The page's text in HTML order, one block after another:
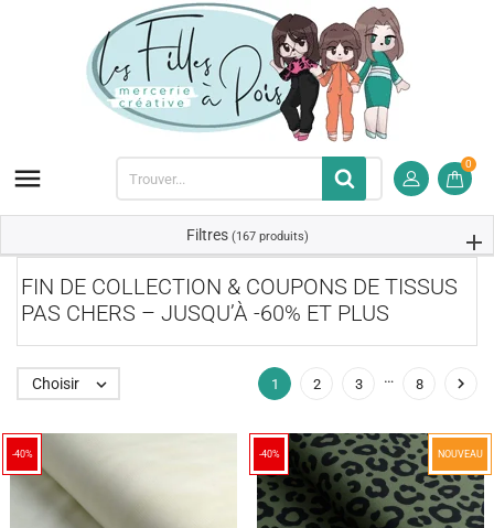
 0
Filtres (167 produits)
FIN DE COLLECTION & COUPONS DE TISSUS
PAS CHERS – JUSQU’À -60% ET PLUS
Choisir  1 2 3 … 8 
-40% -40% NOUVEAU